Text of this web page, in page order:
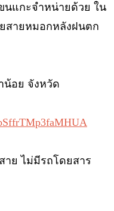
แกะจำหน่ายด้วย ใน
สายหมอกหลังฝนตก
น้อย จังหวัด
ย ไม่มีรถโดยสาร